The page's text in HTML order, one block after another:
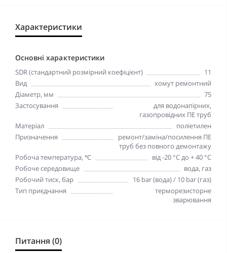
Характеристики
Основні характеристики
SDR (стандартний розмірний коефіцієнт)
11
Вид
хомут ремонтний
Діаметр, мм
75
Застосування
для водонапірних,
газопровідних ПЕ труб
Матеріал
поліетилен
Призначення
ремонт/заміна/посилення ПЕ
труб без повного демонтажу
Робоча температура, ℃
від -20 °C до + 40 °C
Робоче середовище
вода, газ
Робочий тиск, бар
16 bar (вода) / 10 bar (газ)
Тип приєднання
терморезисторне
зварювання
Питання (0)